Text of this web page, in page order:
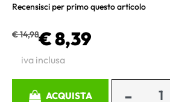
Recensisci per primo questo articolo
€ 14,98€ 8,39
iva inclusa
ACQUISTA